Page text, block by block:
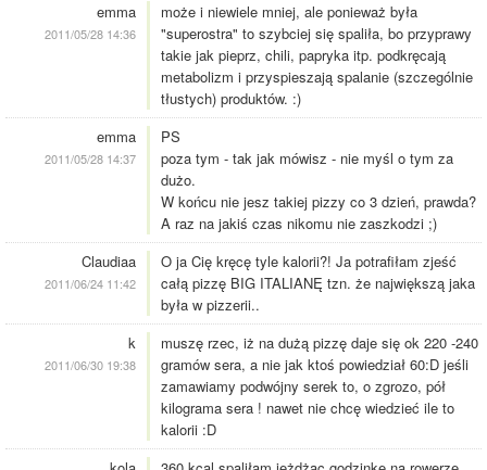
emma
2011/05/28 14:36
może i niewiele mniej, ale ponieważ była
"superostra" to szybciej się spaliła, bo przyprawy
takie jak pieprz, chili, papryka itp. podkręcają
metabolizm i przyspieszają spalanie (szczególnie
tłustych) produktów. :)
emma
2011/05/28 14:37
PS
poza tym - tak jak mówisz - nie myśl o tym za
dużo.
W końcu nie jesz takiej pizzy co 3 dzień, prawda?
A raz na jakiś czas nikomu nie zaszkodzi ;)
Claudiaa
2011/06/24 11:42
O ja Cię kręcę tyle kalorii?! Ja potrafiłam zjeść
całą pizzę BIG ITALIANĘ tzn. że największą jaka
była w pizzerii..
k
2011/06/30 19:38
muszę rzec, iż na dużą pizzę daje się ok 220 -240
gramów sera, a nie jak ktoś powiedział 60:D jeśli
zamawiamy podwójny serek to, o zgrozo, pół
kilograma sera ! nawet nie chcę wiedzieć ile to
kalorii :D